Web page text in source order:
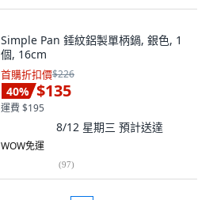
Simple Pan 錘紋鋁製單柄鍋, 銀色, 1
個, 16cm
首購折扣價$226
40% $135
運費 $195
8/12 星期三 預計送達
WOW免運
(97)